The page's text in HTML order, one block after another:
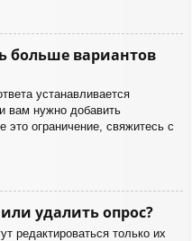
больше вариантов
устанавливается
вам нужно добавить
ограничение, свяжитесь с
удалить опрос?
редактироваться только их